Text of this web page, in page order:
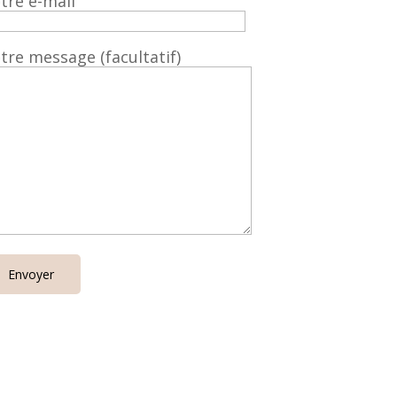
message (facultatif)